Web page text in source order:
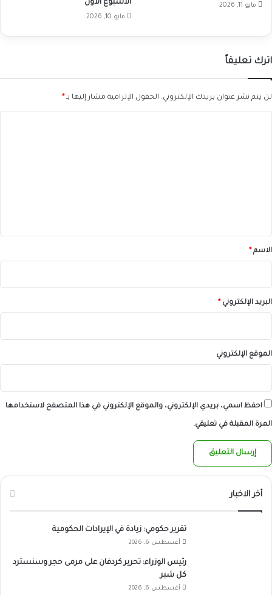
مايو 11, 2026
الأسبوع الأول
مايو 10, 2026
اترك تعليقاً
لن يتم نشر عنوان بريدك الإلكتروني. الحقول الإلزامية مشار إليها بـ *
*الاسم *
البريد الإلكتروني *
الموقع الإلكتروني
احفظ اسمي، بريدي الإلكتروني، والموقع الإلكتروني في هذا المتصفح لاستخدامها
المرة المقبلة في تعليقي.
أخر الاخبار
تقرير حكومي: زيادة في الإيرادات الحكومية
أغسطس 6, 2026
رئيس الوزراء: تحرير كردفان على مرمى حجر وسنسترد
كل شبر
أغسطس 6, 2026